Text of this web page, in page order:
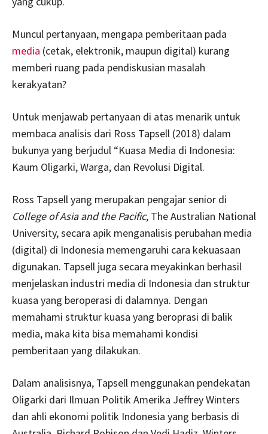
Muncul pertanyaan, mengapa pemberitaan pada
media (cetak, elektronik, maupun digital) kurang
memberi ruang pada pendiskusian masalah
kerakyatan?
Untuk menjawab pertanyaan di atas menarik untuk
membaca analisis dari Ross Tapsell (2018) dalam
bukunya yang berjudul “Kuasa Media di Indonesia:
Kaum Oligarki, Warga, dan Revolusi Digital.
Ross Tapsell yang merupakan pengajar senior di
College of Asia and the Pacific, The Australian National
University, secara apik menganalisis perubahan media
(digital) di Indonesia memengaruhi cara kekuasaan
digunakan. Tapsell juga secara meyakinkan berhasil
menjelaskan industri media di Indonesia dan struktur
kuasa yang beroperasi di dalamnya. Dengan
memahami struktur kuasa yang beroprasi di balik
media, maka kita bisa memahami kondisi
pemberitaan yang dilakukan.
Dalam analisisnya, Tapsell menggunakan pendekatan
Oligarki dari Ilmuan Politik Amerika Jeffrey Winters
dan ahli ekonomi politik Indonesia yang berbasis di